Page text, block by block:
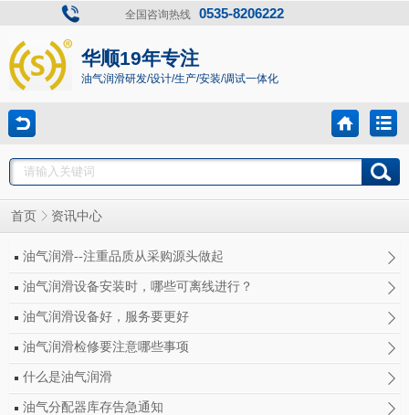
全国咨询热线 0535-8206222
华顺19年专注
油气润滑研发/设计/生产/安装/调试一体化
首页 资讯中心
油气润滑--注重品质从采购源头做起
油气润滑设备安装时，哪些可离线进行？
油气润滑设备好，服务要更好
油气润滑检修要注意哪些事项
什么是油气润滑
油气分配器库存告急通知